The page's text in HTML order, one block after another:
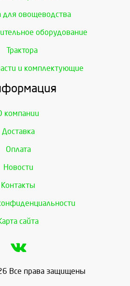
для овощеводства
оборудование
Трактора
и комплектующие
компании
Доставка
Оплата
Новости
Контакты
сайта
Все права защищены